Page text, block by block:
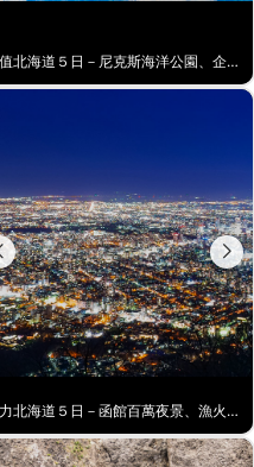
魅力北海道道東５日－天空溫泉SPA、神秘之湖、天都山流冰館、釧路濕原、丹頂鶴、花時計、砂湯體驗、螃蟹吃到飽
北海道星野５日-星野OMO7、旭山動物園、野生熊牧場+遊園巴士、四季彩の丘、卡哇伊草泥馬、美瑛白金青池、螃蟹吃到飽